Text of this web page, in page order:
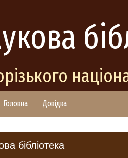
Головна Довідка
бібліотека